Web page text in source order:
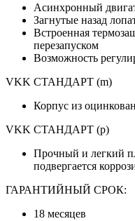
Асинхронный
Загнутые назад
Встроенная
перезапуском
Возможность
VKK СТАНДАРТ (m)
Корпус из
VKK СТАНДАРТ (p)
Прочный и легкий
подвергается
ГАРАНТИЙНЫЙ СРОК:
18 месяцев